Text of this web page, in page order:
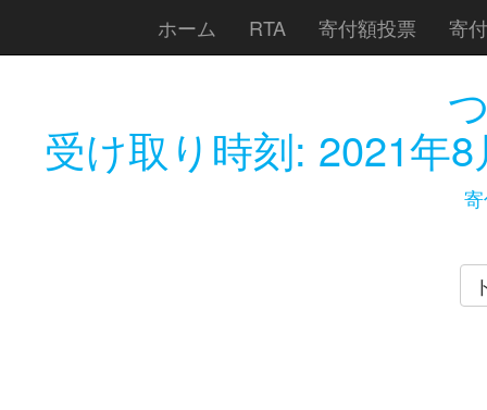
ホーム RTA 寄付額投票 寄
受け取り時刻: 2021年